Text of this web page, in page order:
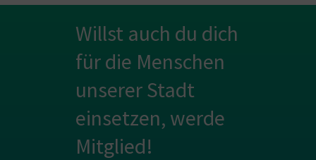
Willst auch du dich
für die Menschen
unserer Stadt
einsetzen, werde
Mitglied!